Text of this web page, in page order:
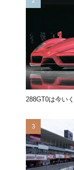
288GT0は今い